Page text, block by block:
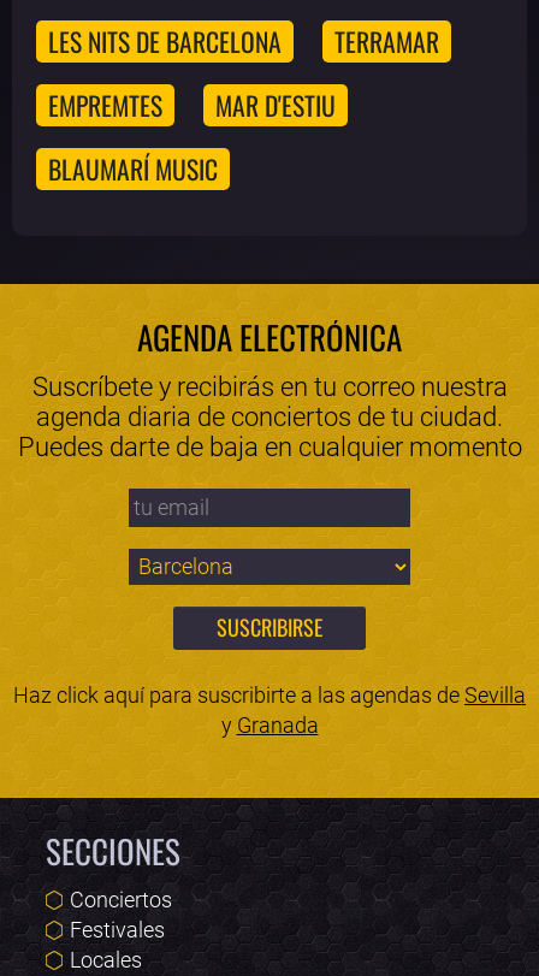
LES NITS DE BARCELONA
TERRAMAR
EMPREMTES
MAR D'ESTIU
BLAUMARÍ MUSIC
AGENDA ELECTRÓNICA
Suscríbete y recibirás en tu correo nuestra
agenda diaria de conciertos de tu ciudad.
Puedes darte de baja en cualquier momento
Haz click aquí para suscribirte a las agendas deSevilla
y Granada
SECCIONES
Conciertos
Festivales
Locales